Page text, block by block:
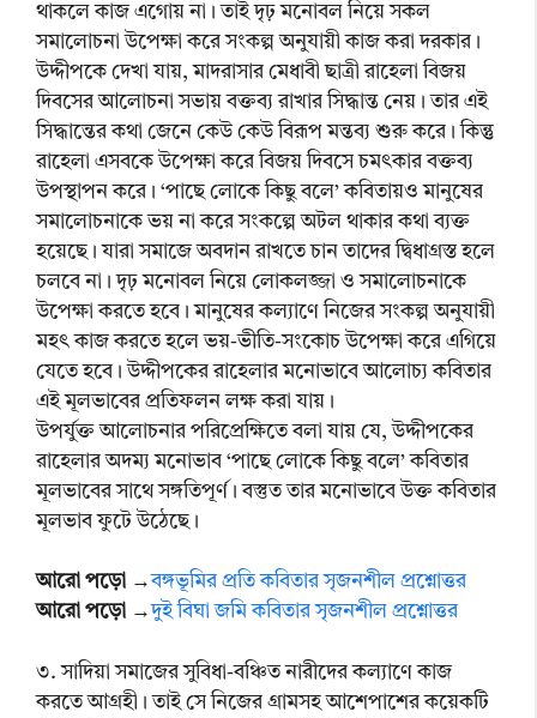
থাকলে কাজ এগোয় না। তাই দৃঢ় মনোবল নিয়ে সকল
সমালোচনা উপেক্ষা করে সংকল্প অনুযায়ী কাজ করা দরকার।
উদ্দীপকে দেখা যায়, মাদরাসার মেধাবী ছাত্রী রাহেলা বিজয়
দিবসের আলোচনা সভায় বক্তব্য রাখার সিদ্ধান্ত নেয়। তার এই
সিদ্ধান্তের কথা জেনে কেউ কেউ বিরূপ মন্তব্য শুরু করে। কিন্তু
রাহেলা এসবকে উপেক্ষা করে বিজয় দিবসে চমৎকার বক্তব্য
উপস্থাপন করে। ‘পাছে লোকে কিছু বলে’ কবিতায়ও মানুষের
সমালোচনাকে ভয় না করে সংকল্পে অটল থাকার কথা ব্যক্ত
হয়েছে। যারা সমাজে অবদান রাখতে চান তাদের দ্বিধাগ্রস্ত হলে
চলবে না। দৃঢ় মনোবল নিয়ে লোকলজ্জা ও সমালোচনাকে
উপেক্ষা করতে হবে। মানুষের কল্যাণে নিজের সংকল্প অনুযায়ী
মহৎ কাজ করতে হলে ভয়-ভীতি-সংকোচ উপেক্ষা করে এগিয়ে
যেতে হবে। উদ্দীপকের রাহেলার মনোভাবে আলোচ্য কবিতার
এই মূলভাবের প্রতিফলন লক্ষ করা যায়।
উপর্যুক্ত আলোচনার পরিপ্রেক্ষিতে বলা যায় যে, উদ্দীপকের
রাহেলার অদম্য মনোভাব ‘পাছে লোকে কিছু বলে’ কবিতার
মূলভাবের সাথে সঙ্গতিপূর্ণ। বস্তুত তার মনোভাবে উক্ত কবিতার
মূলভাব ফুটে উঠেছে।
আরো পড়ো →বঙ্গভূমির প্রতি কবিতার সৃজনশীল প্রশ্নোত্তর
আরো পড়ো →দুই বিঘা জমি কবিতার সৃজনশীল প্রশ্নোত্তর
৩. সাদিয়া সমাজের সুবিধা-বঞ্চিত নারীদের কল্যাণে কাজ
করতে আগ্রহী। তাই সে নিজের গ্রামসহ আশেপাশের কয়েকটি